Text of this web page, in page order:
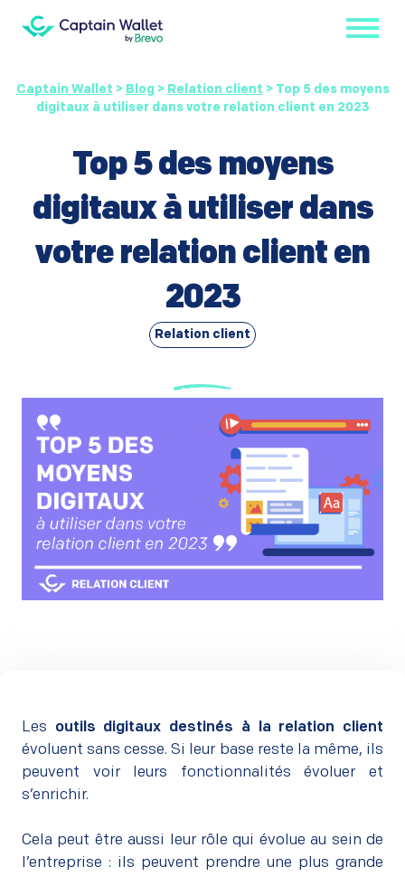
Captain Wallet > Blog> Relation client > Top 5 des moyens
digitaux à utiliser dans votre relation client en 2023
Top 5 des moyens
digitaux à utiliser dans
votre relation client en
2023
Relation client
Les outils digitaux destinés à la relation client
évoluent sans cesse. Si leur base reste la même, ils
peuvent voir leurs fonctionnalités évoluer et
s’enrichir.
Cela peut être aussi leur rôle qui évolue au sein de
l’entreprise : ils peuvent prendre une plus grande